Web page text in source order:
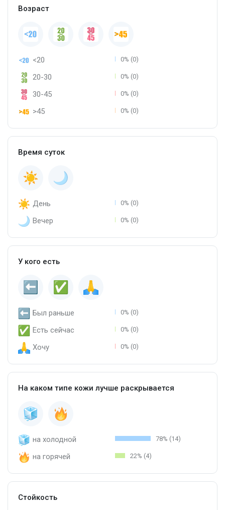
Возраст
<20 0% (0)
20-30 0% (0)
30-45 0% (0)
>45 0% (0)
Время суток
День 0% (0)
Вечер 0% (0)
У кого есть
Был раньше 0% (0)
Есть сейчас 0% (0)
Хочу 0% (0)
На каком типе кожи лучше раскрывается
на холодной 78% (14)
на горячей 22% (4)
Стойкость